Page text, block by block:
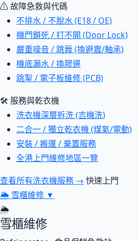
⚠ 故障急救與代碼
不排水 / 不脫水 (E18 / OE)
機門鎖死 / 打不開 (Door Lock)
嚴重噪音 / 跳舞 (換避震/軸承)
機底漏水 / 換膠邊
跳掣 / 電子板維修 (PCB)
🛠 服務與乾衣機
洗衣機深層拆洗 (吉機洗)
二合一 / 獨立乾衣機 (煤氣/電動)
安裝 / 搬運 / 棄置服務
全港上門維修地區一覽
查看所有洗衣機服務 → 快速上門
🌦 雪櫃維修 ▼
🌦
雪櫃維修